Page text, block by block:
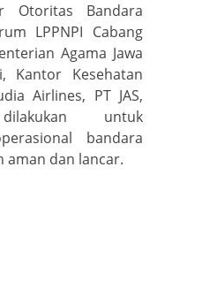
Otoritas Bandara
LPPNPI Cabang
Agama Jawa
Kantor Kesehatan
Airlines, PT JAS,
untuk
bandara
aman dan lancar.